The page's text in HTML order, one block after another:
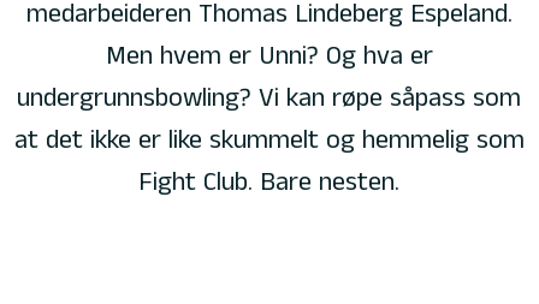
medarbeideren Thomas Lindeberg Espeland.
Men hvem er Unni? Og hva er
undergrunnsbowling? Vi kan røpe såpass som
at det ikke er like skummelt og hemmelig som
Fight Club. Bare nesten.